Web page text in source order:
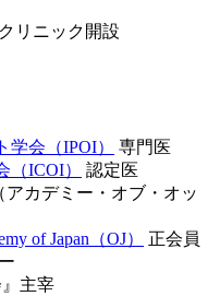
リニック開設
会（IPOI）
専門医
（ICOI）
認定医
アカデミー・オブ・オッ
of Japan（OJ）
正会員
主宰